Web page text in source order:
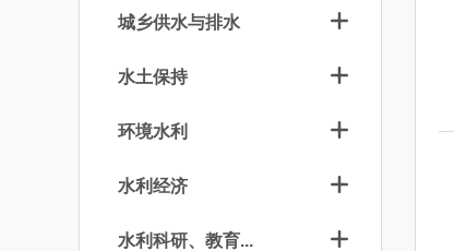
城乡供水与排水
水土保持
环境水利
水利经济
水利科研、教育...